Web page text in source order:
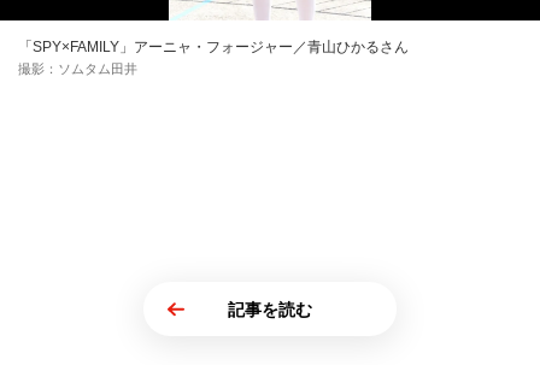
「SPY×FAMILY」アーニャ・フォージャー／青山ひかるさん
撮影：ソムタム田井
記事を読む